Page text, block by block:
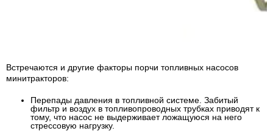
Встречаются и другие факторы порчи топливных насосов
минитракторов:
Перепады давления в топливной системе . Забитый
фильтр и воздух в топливопроводных трубках приводят к
тому, что насос не выдерживает ложащуюся на него
стрессовую нагрузку.